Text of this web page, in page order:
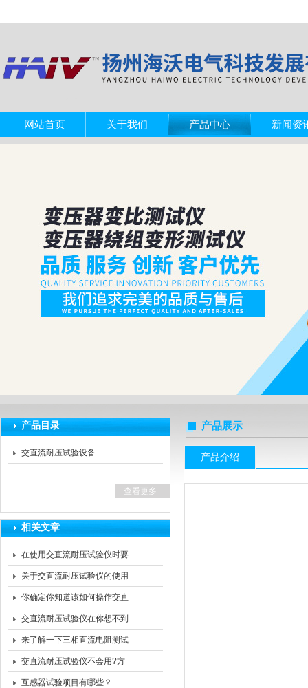
网站首页 关于我们 产品中心 新闻资
产品目录
交直流耐压试验设备
查看更多+
相关文章
在使用交直流耐压试验仪时要
注意这些方面
关于交直流耐压试验仪的使用
注意事项看完本篇你就知道了
你确定你知道该如何操作交直
流耐压试验仪了么
交直流耐压试验仪在你想不到
的领域也有应用
来了解一下三相直流电阻测试
仪的功能及特征
交直流耐压试验仪不会用?方
法在这里
互感器试验项目有哪些？
产品展示
产品介绍